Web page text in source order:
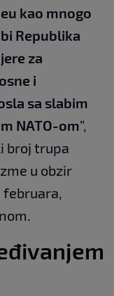
kao mnogo
Republika
za
i
sa slabim
NATO-om”,
broj trupa
u obzir
februara,